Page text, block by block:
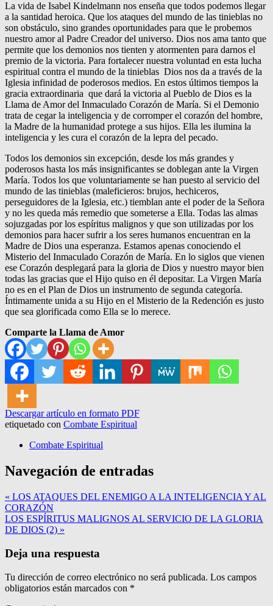
La vida de Isabel Kindelmann nos enseña que todos podemos llegar
a la santidad heroica. Que los ataques del mundo de las tinieblas no
son obstáculo, sino grandes oportunidades para que le probemos
nuestro amor al Padre Creador del universo. Dios nos ama tanto que
permite que los demonios nos tienten y atormenten para darnos el
premio de la victoria. Para fortalecer nuestra voluntad en esta lucha
espiritual contra el mundo de la tinieblas Dios nos da a través de la
Iglesia infinidad de poderosos medios. En estos últimos tiempos la
gracia extraordinaria que dará la victoria al Pueblo de Dios es la
Llama de Amor del Inmaculado Corazón de María. Si el Demonio
trata de cegar la inteligencia y de corromper el corazón del hombre,
la Madre de la humanidad protege a sus hijos. Ella les ilumina la
inteligencia y les cura el corazón de la lepra del pecado.
Todos los demonios sin excepción, desde los más grandes y
poderosos hasta los más insignificantes se doblegan ante la Virgen
María. Todos los que voluntariamente se han puesto al servicio del
mundo de las tinieblas (maleficieros: brujos, hechiceros,
perseguidores de la Iglesia, etc.) tiemblan ante el poder de la Señora
y no les queda más remedio que someterse a Ella. Todas las almas
sojuzgadas por los espíritus malignos y que son utilizadas por los
demonios para hacer sufrir a los seres humanos encuentran en la
Madre de Dios una esperanza. Estamos apenas conociendo el
Misterio del Inmaculado Corazón de María. En lo siglos que vienen
ese Corazón desplegará para la gloria de Dios y nuestro mayor bien
todas las gracias que el Hijo quiso en él depositar. La Virgen María
no es en el Plan de Dios un instrumento de segunda categoría.
Íntimamente unida a su Hijo en el Misterio de la Redención es justo
que sea glorificada como Ella se lo merece.
Comparte la Llama de Amor
Descargar artículo en formato PDF
etiquetado con Combate Espiritual
Combate Espiritual
Navegación de entradas
« LOS ATAQUES DEL ENEMIGO A LA INTELIGENCIA Y AL
CORAZÓN
LOS ESPÍRITUS MALIGNOS AL SERVICIO DE LA GLORIA
DE DIOS (2) »
Deja una respuesta
Tu dirección de correo electrónico no será publicada. Los campos
obligatorios están marcados con *